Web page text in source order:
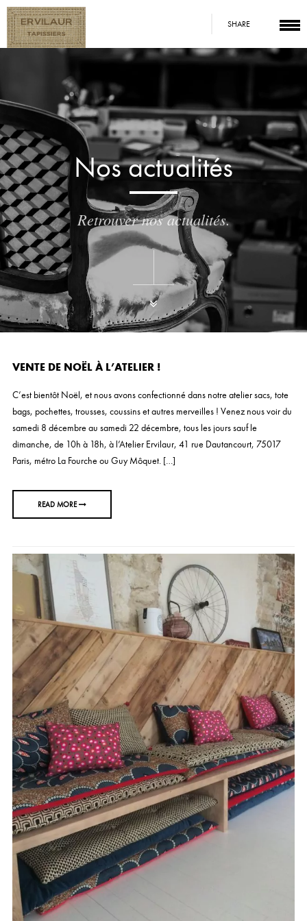
SHARE
Nos actualités
Retrouver nos actualités.
VENTE DE NOËL À L’ATELIER !
C’est bientôt Noël, et nous avons confectionné dans notre atelier sacs, tote
bags, pochettes, trousses, coussins et autres merveilles ! Venez nous voir du
samedi 8 décembre au samedi 22 décembre, tous les jours sauf le
dimanche, de 10h à 18h, à l’Atelier Ervilaur, 41 rue Dautancourt, 75017
Paris, métro La Fourche ou Guy Môquet. […]
READ MORE